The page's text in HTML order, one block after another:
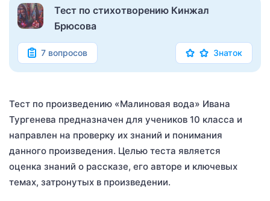
Тест по стихотворению Кинжал
Брюсова
7 вопросов Знаток
Тест по произведению «Малиновая вода» Ивана
Тургенева предназначен для учеников 10 класса и
направлен на проверку их знаний и понимания
данного произведения. Целью теста является
оценка знаний о рассказе, его авторе и ключевых
темах, затронутых в произведении.